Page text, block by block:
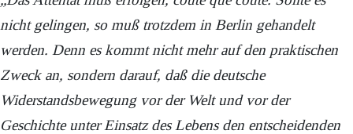
nicht gelingen, so muß trotzdem in Berlin gehandelt
werden. Denn es kommt nicht mehr auf den praktischen
Zweck an, sondern darauf, daß die deutsche
Widerstandsbewegung vor der Welt und vor der
Geschichte unter Einsatz des Lebens den entscheidenden